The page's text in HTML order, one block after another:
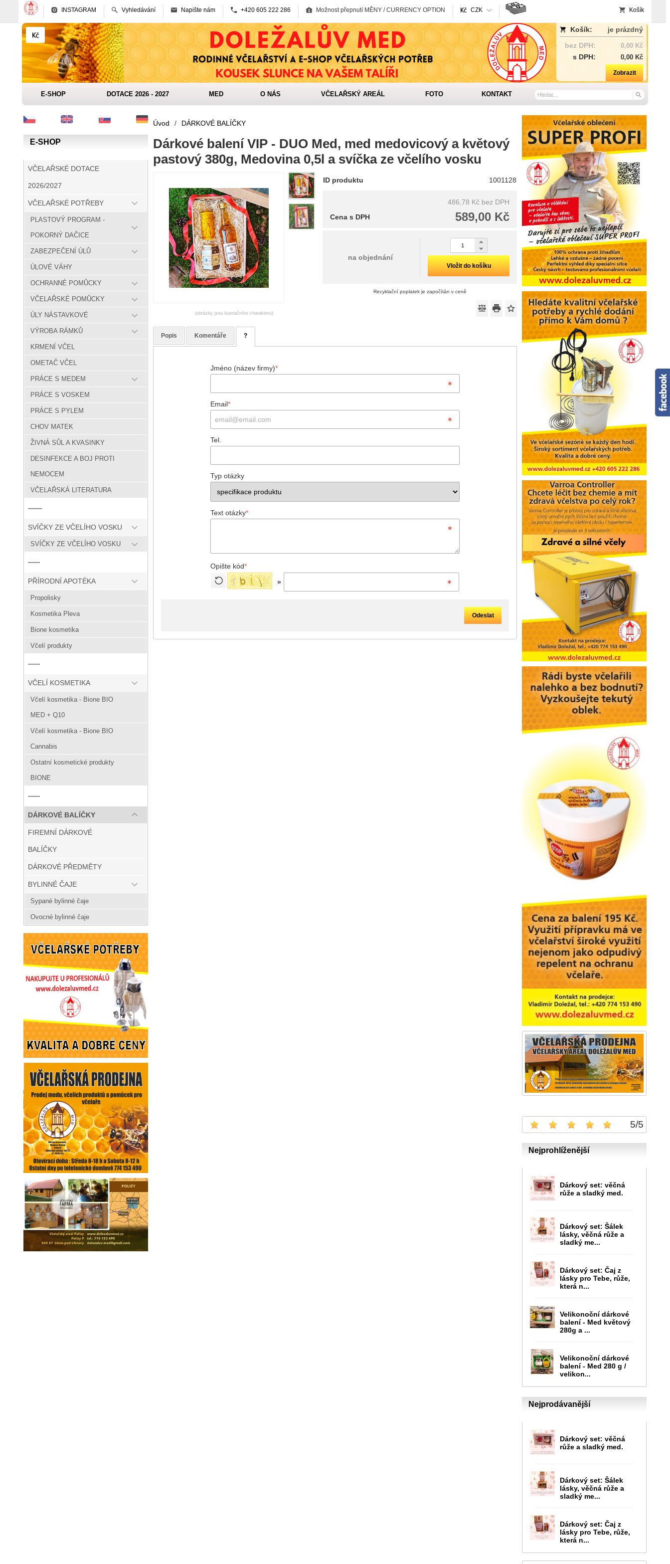
INSTAGRAM Vyhledávání Napište nám +420 605 222 286 Možnost přepnutí MĚNY / CURRENCY OPTION CZK Košík
Košík:
je prázdný
bez DPH:
0,00 Kč
s DPH: 0,00 Kč
Zobrazit
E-SHOP DOTACE 2026 - 2027 MED O NÁS VČELAŘSKÝ AREÁL FOTO KONTAKT
E-SHOP
VČELAŘSKÉ DOTACE
2026/2027
VČELAŘSKÉ POTŘEBY
PLASTOVÝ PROGRAM -
POKORNÝ DAČICE
ZABEZPEČENÍ ÚLŮ
ÚLOVÉ VÁHY
OCHRANNÉ POMŮCKY
VČELAŘSKÉ POMŮCKY
ÚLY NÁSTAVKOVÉ
VÝROBA RÁMKŮ
KRMENÍ VČEL
OMETAČ VČEL
PRÁCE S MEDEM
PRÁCE S VOSKEM
PRÁCE S PYLEM
CHOV MATEK
ŽIVNÁ SŮL A KVASINKY
DESINFEKCE A BOJ PROTI
NEMOCEM
VČELAŘSKÁ LITERATURA
-------
SVÍČKY ZE VČELÍHO VOSKU
SVÍČKY ZE VČELÍHO VOSKU
------
PŘÍRODNÍ APOTÉKA
Propolisky
Kosmetika Pleva
Bione kosmetika
Včelí produkty
------
VČELÍ KOSMETIKA
Včelí kosmetika - Bione BIO
MED + Q10
Včelí kosmetika - Bione BIO
Cannabis
Ostatní kosmetické produkty
BIONE
------
DÁRKOVÉ BALÍČKY
FIREMNÍ DÁRKOVÉ
BALÍČKY
DÁRKOVÉ PŘEDMĚTY
BYLINNÉ ČAJE
Sypané bylinné čaje
Ovocné bylinné čaje
5/5
Nejprohlíženější
Dárkový set: věčná
růže a sladký med.
Dárkový set: Šálek
lásky, věčná růže a
sladký me...
Dárkový set: Čaj z
lásky pro Tebe, růže,
která n...
Velikonoční dárkové
balení - Med květový
280g a ...
Velikonoční dárkové
balení - Med 280 g /
velikon...
Nejprodávanější
Dárkový set: věčná
růže a sladký med.
Dárkový set: Šálek
lásky, věčná růže a
sladký me...
Dárkový set: Čaj z
lásky pro Tebe, růže,
která n...
Úvod / DÁRKOVÉ BALÍČKY
Dárkové balení VIP - DUO Med, med medovicový a květový
pastový 380g, Medovina 0,5l a svíčka ze včelího vosku
(obrázky jsou ilustračního charakteru)
ID produktu 1001128
486,78 Kč bez DPH
589,00 Kč
Cena s DPH
na objednání
Vložit do košíku
Recyklační poplatek je započítán v ceně
Popis Komentáře ?
Jméno (název firmy)*
Email*
Tel.
Typ otázky
Text otázky*
Opište kód*
»
Odeslat